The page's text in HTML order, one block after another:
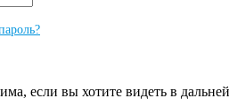
если вы хотите видеть в